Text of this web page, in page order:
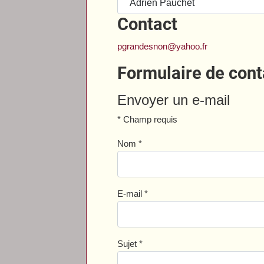
Contact
pgrandesnon@yahoo.fr
Formulaire de
Envoyer un e-mail
* Champ requis
Nom *
E-mail *
Sujet *